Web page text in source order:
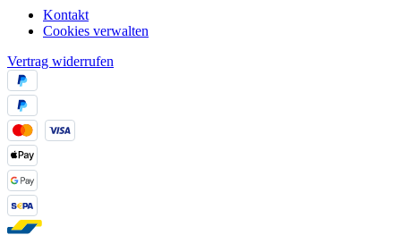
Kontakt
Cookies verwalten
Vertrag widerrufen